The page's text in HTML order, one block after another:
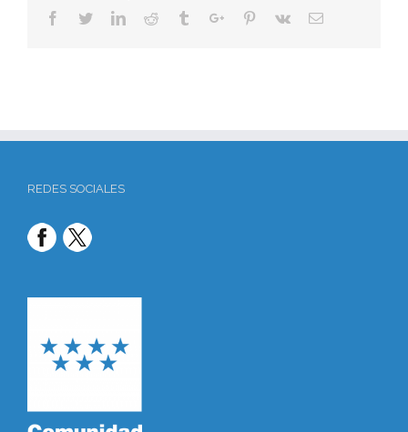
Facebook
TwitterLinkedinReddit TumblrGoogle+Pinterest
Vk Email
REDES SOCIALES